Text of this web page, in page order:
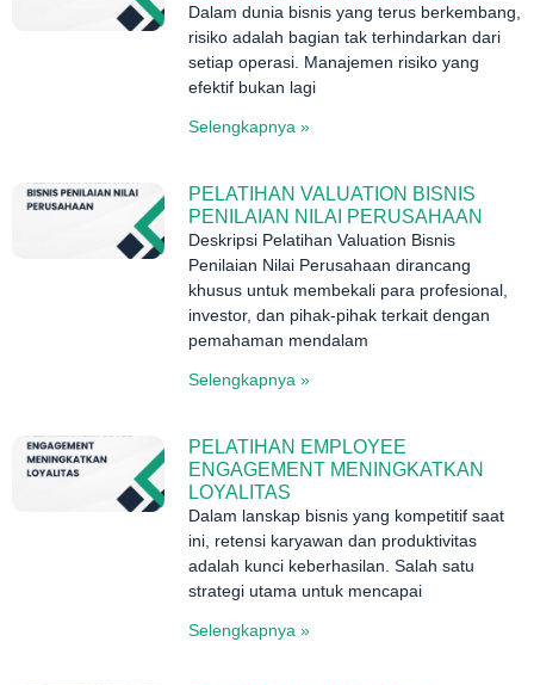
Dalam dunia bisnis yang terus berkembang,
risiko adalah bagian tak terhindarkan dari
setiap operasi. Manajemen risiko yang
efektif bukan lagi
Selengkapnya »
PELATIHAN VALUATION BISNIS
PENILAIAN NILAI PERUSAHAAN
Deskripsi Pelatihan Valuation Bisnis
Penilaian Nilai Perusahaan dirancang
khusus untuk membekali para profesional,
investor, dan pihak-pihak terkait dengan
pemahaman mendalam
Selengkapnya »
PELATIHAN EMPLOYEE
ENGAGEMENT MENINGKATKAN
LOYALITAS
Dalam lanskap bisnis yang kompetitif saat
ini, retensi karyawan dan produktivitas
adalah kunci keberhasilan. Salah satu
strategi utama untuk mencapai
Selengkapnya »